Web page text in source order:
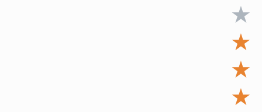
★
★
★
★